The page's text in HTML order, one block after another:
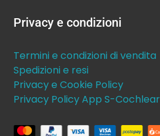
Privacy e condizioni
Termini e condizioni di vendita
Spedizioni e resi
Privacy e Cookie Policy
Privacy Policy App S-Cochlear